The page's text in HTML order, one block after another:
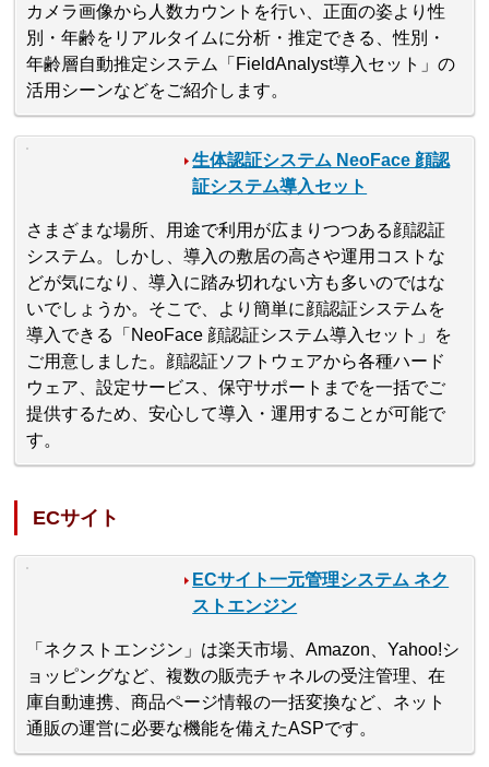
カメラ画像から人数カウントを行い、正面の姿より性
別・年齢をリアルタイムに分析・推定できる、性別・
年齢層自動推定システム「FieldAnalyst導入セット」の
活用シーンなどをご紹介します。
生体認証システム NeoFace 顔認
証システム導入セット
さまざまな場所、用途で利用が広まりつつある顔認証
システム。しかし、導入の敷居の高さや運用コストな
どが気になり、導入に踏み切れない方も多いのではな
いでしょうか。そこで、より簡単に顔認証システムを
導入できる「NeoFace 顔認証システム導入セット」を
ご用意しました。顔認証ソフトウェアから各種ハード
ウェア、設定サービス、保守サポートまでを一括でご
提供するため、安心して導入・運用することが可能で
す。
ECサイト
ECサイト一元管理システム ネク
ストエンジン
「ネクストエンジン」は楽天市場、Amazon、Yahoo!シ
ョッピングなど、複数の販売チャネルの受注管理、在
庫自動連携、商品ページ情報の一括変換など、ネット
通販の運営に必要な機能を備えたASPです。